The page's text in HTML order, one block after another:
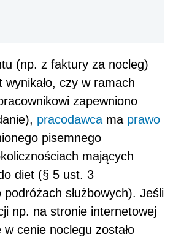
(np. z faktury za nocleg)
wynikało, czy w ramach
zapewniono
pracodawca ma prawo
pisemnego
mających
diet (§ 5 ust. 3
służbowych). Jeśli
np. na stronie internetowej
cenie noclegu zostało